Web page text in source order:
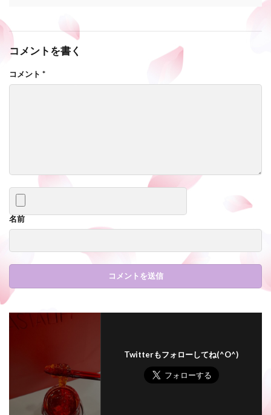
コメントを書く
コメント *
名前
Twitterもフォローしてね(^O^)